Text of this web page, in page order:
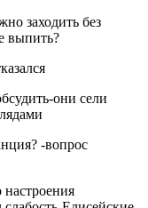
заходить без
выпить?
они сели
-вопрос